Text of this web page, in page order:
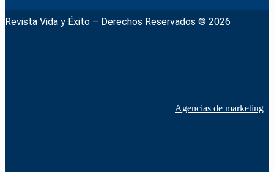
Revista Vida y Éxito – Derechos Reservados © 2026
Agencias de marketing